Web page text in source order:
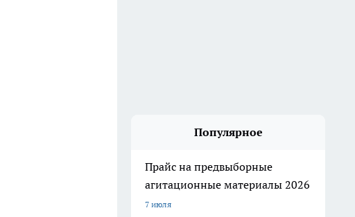
Популярное
Прайс на предвыборные
агитационные материалы 2026
7 июля